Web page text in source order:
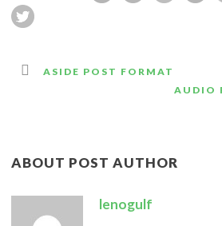
ASIDE POST FORMAT
AUDIO
ABOUT POST AUTHOR
lenogulf